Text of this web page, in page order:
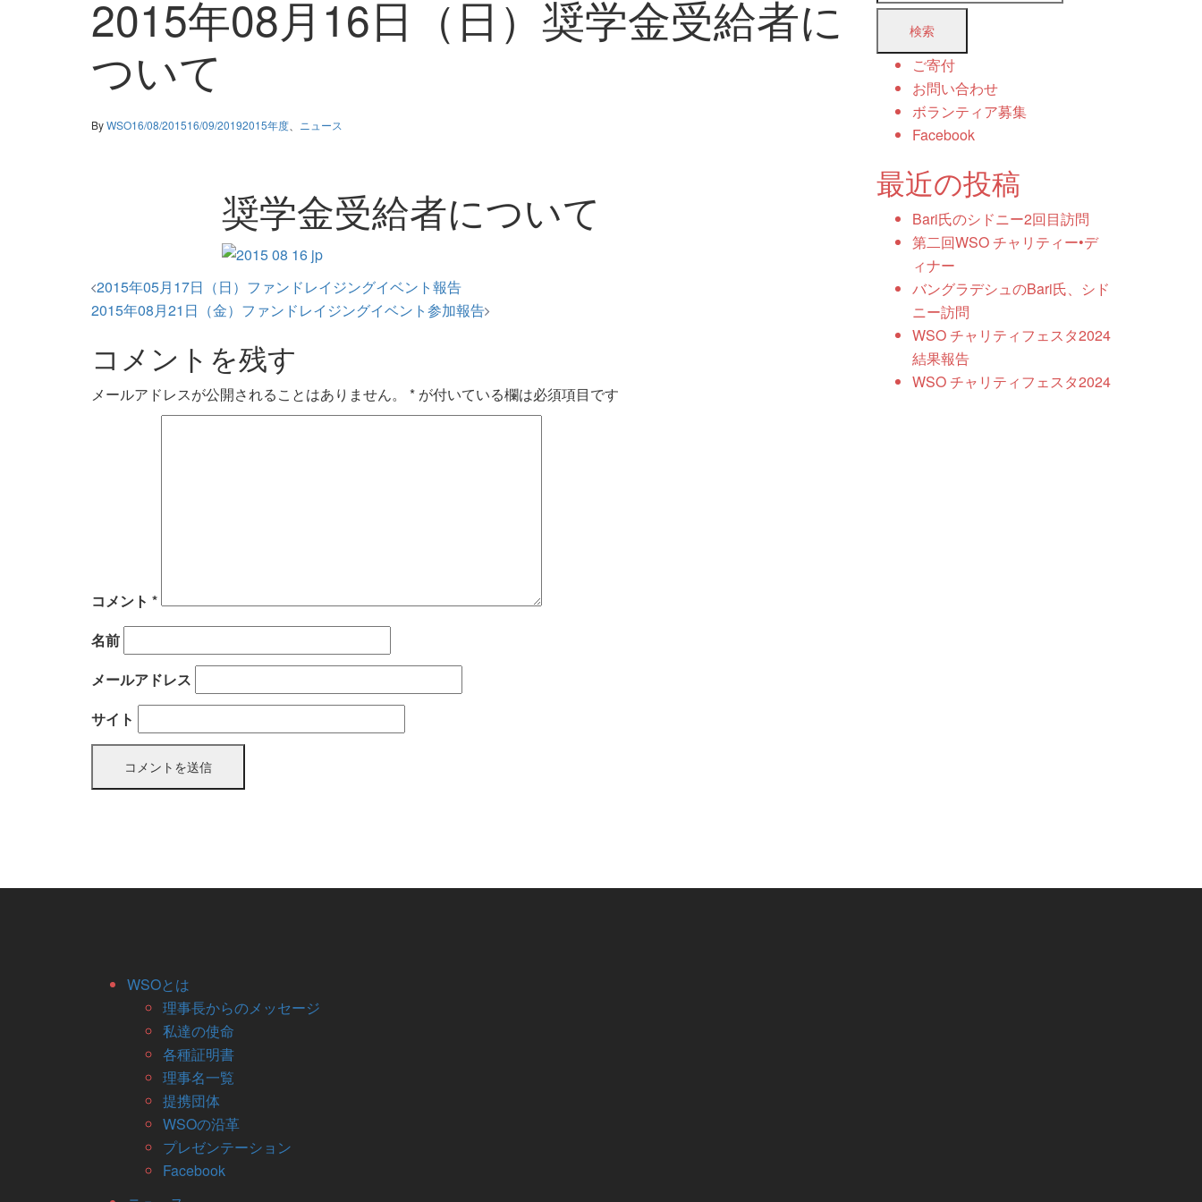
2015年08月16日（日）奨学金受給者に
ついて
ByWSO16/08/201516/09/20192015年度 ニュース
奨学金受給者について
投
稿
ナ
ョ
ン
2015年05月17日（日）ファンドレイジングイベント報告
2015年08月21日（金）ファンドレイジングイベント参加報告
コメントを残す
メールアドレスが公開されることはありません。 * が付いている欄は必須項目です
コメント *
名前
メールアドレス
サイト
索:
ご寄付
お問い合わせ
ボランティア募集
Facebook
最近の投稿
Bari氏のシドニー2回目訪問
第二回WSO チャリティー•デ
ィナー
バングラデシュのBari氏、シド
ニー訪問
WSO チャリティフェスタ2024
結果報告
WSO チャリティフェスタ2024
WSOとは
理事長からのメッセージ
私達の使命
各種証明書
理事名一覧
提携団体
WSOの沿革
プレゼンテーション
Facebook